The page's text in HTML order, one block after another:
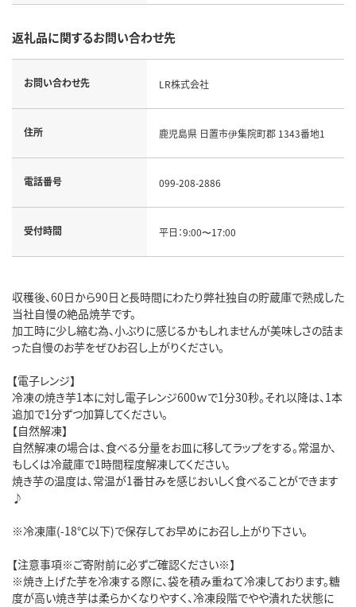
返礼品に関するお問い合わせ先
お問い合わせ先 LR株式会社
住所 鹿児島県 日置市伊集院町郡 1343番地1
電話番号 099-208-2886
受付時間 平日：9:00〜17:00
収穫後、60日から90日と長時間にわたり弊社独自の貯蔵庫で熟成した
当社自慢の絶品焼芋です。
加工時に少し縮む為、小ぶりに感じるかもしれませんが美味しさの詰ま
った自慢のお芋をぜひお召し上がりください。
【電子レンジ】
冷凍の焼き芋1本に対し電子レンジ600ｗで1分30秒。それ以降は、1本
追加で1分ずつ加算してください。
【自然解凍】
自然解凍の場合は、食べる分量をお皿に移してラップをする。常温か、
もしくは冷蔵庫で1時間程度解凍してください。
焼き芋の温度は、常温が1番甘みを感じおいしく食べることができます
♪
※冷凍庫(-18℃以下)で保存してお早めにお召し上がり下さい。
【注意事項※ご寄附前に必ずご確認ください※】
※焼き上げた芋を冷凍する際に、袋を積み重ねて冷凍しております。糖
度が高い焼き芋は柔らかくなりやすく、冷凍段階でやや潰れた状態に